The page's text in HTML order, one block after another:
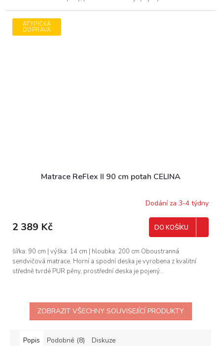
ATYPICKÁ
DOPRAVA
Matrace ReFlex II 90 cm potah CELINA
Dodání za 3-4 týdny
2 389 Kč DO KOŠÍKU
šířka: 90 cm | výška: 14 cm | hloubka: 200 cm Oboustranná
sendvičová matrace. Horní a spodní deska je vyrobena z kvalitní
středně tvrdé PUR pěny, prostřední deska je pojený...
ZOBRAZIT VŠECHNY SOUVISEJÍCÍ PRODUKTY
Popis Podobné (8) Diskuze